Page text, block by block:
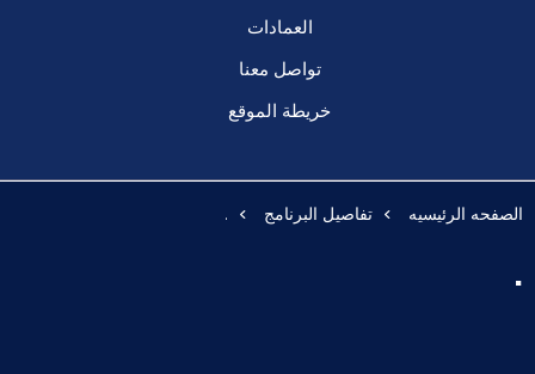
العمادات
تواصل معنا
خريطة الموقع
الصفحه الرئيسيه تفاصيل البرنامج .
.